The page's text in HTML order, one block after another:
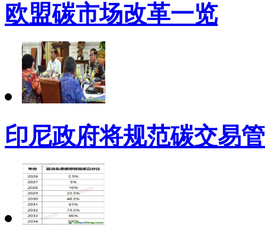
欧盟碳市场改革一览
印尼政府将规范碳交易